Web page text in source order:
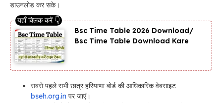
डाउनलोड कर सके।
Bsc Time Table 2026 Download/
Bsc Time Table Download Kare
सबसे पहले सभी छात्र हरियाणा बोर्ड की आधिकारिक वेबसाइट
bseh.org.in पर जाएं।